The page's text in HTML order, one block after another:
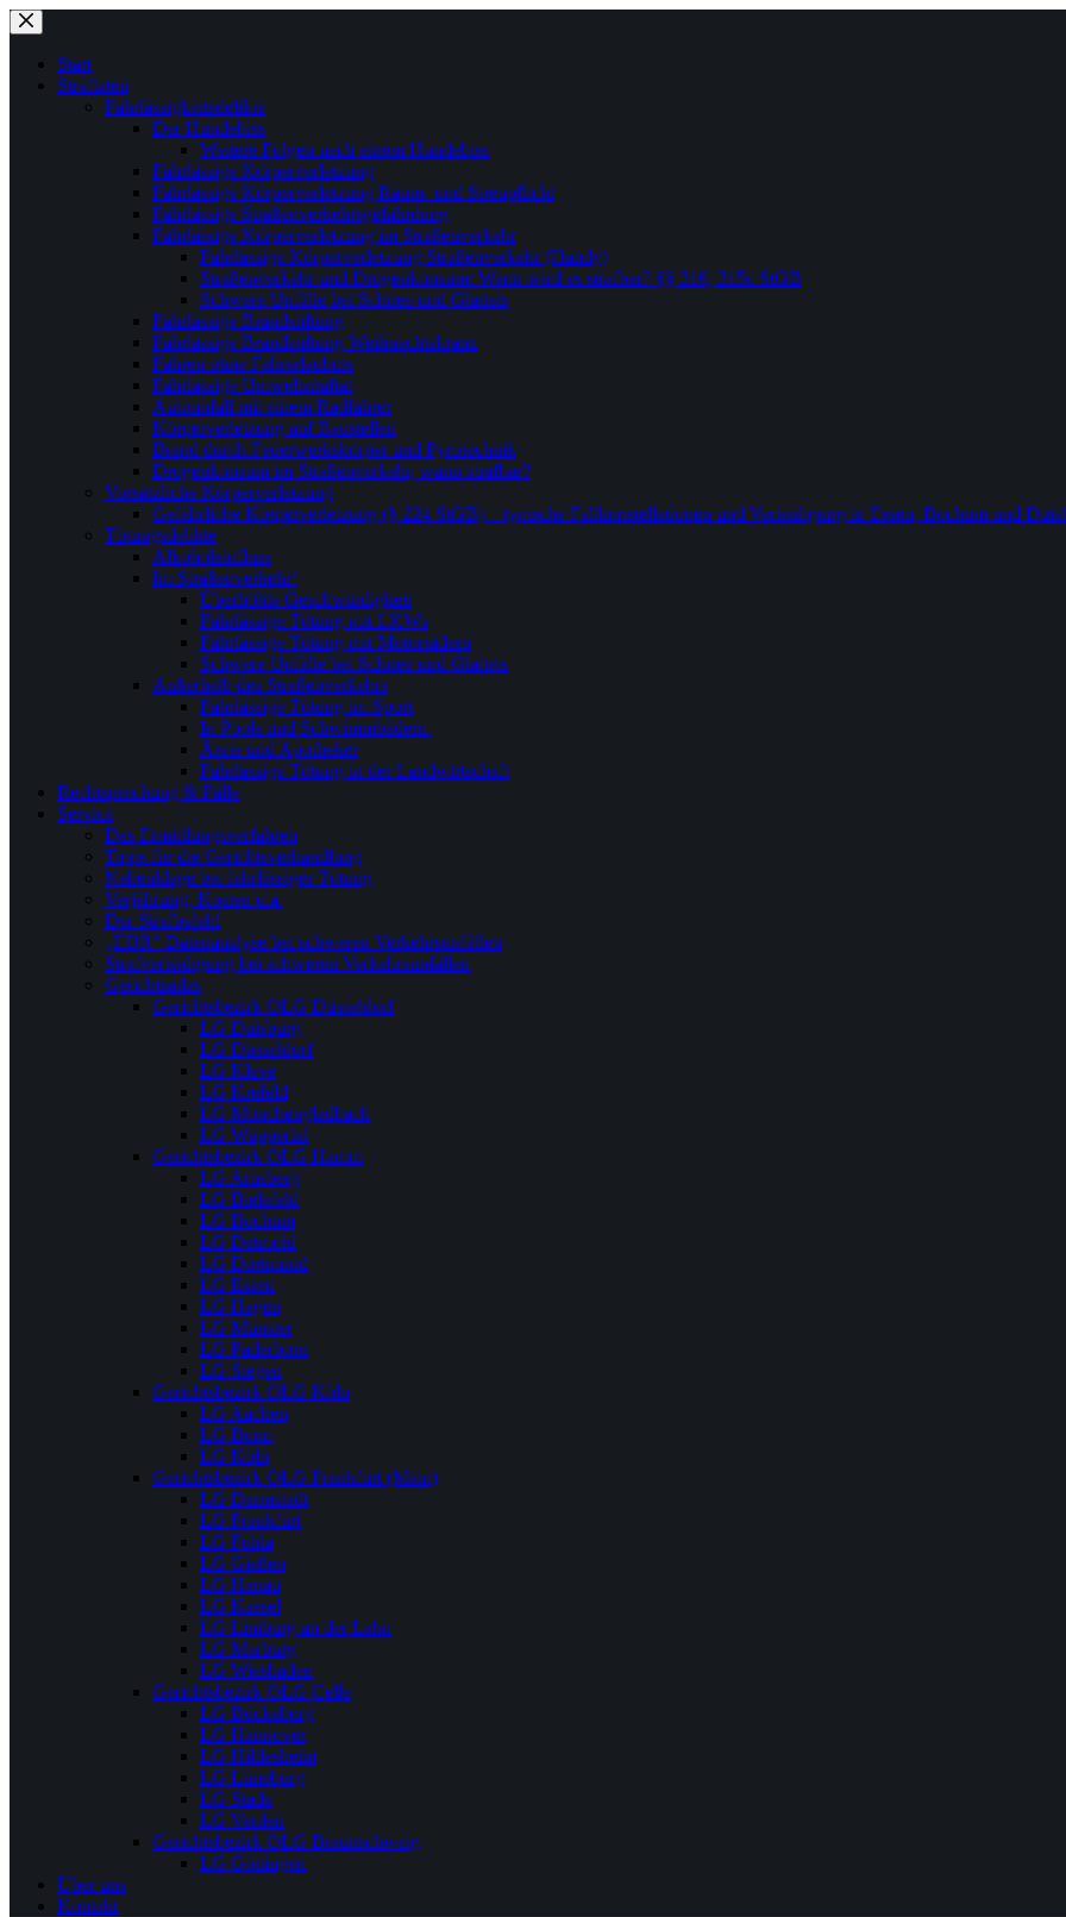
Zum
Inhalt
springenStart
Straftaten
Fahrlässigkeitsdelikte
Der Hundebiss
Weitere Folgen nach einem Hundebiss
Fahrlässige Körperverletzung
Fahrlässige Körperverletzung Räum- und Streupflicht
Fahrlässige Straßenverkehrsgefährdung
Fahrlässige Körperverletzung im Straßenverkehr
Fahrlässige Körperverletzung Straßenverkehr (Handy)
Straßenverkehr und Drogenkonsum: Wann wird es strafbar? §§ 316, 315c StGB
Schwere Unfälle bei Schnee und Glatteis
Fahrlässige Brandstiftung
Fahrlässige Brandstiftung Weihnachtskranz
Fahren ohne Fahrerlaubnis
Fahrlässige Umweltstraftat
Autounfall mit einem Radfahrer
Körperverletzung auf Baustellen
Brand durch Feuerwerkskörper und Pyrotechnik
Drogenkonsum im Straßenverkehr, wann strafbar?
Vorsätzliche Körperverletzung
Gefährliche Körperverletzung (§ 224 StGB) – typische Fallkonstellationen und Verteidigung in Essen, Bochum und
Tötungsdelikte
Alkoholeinfluss
Im Straßenverkehr!
Überhöhte Geschwindigkeit
Fahrlässige Tötung mit LKWs
Fahrlässige Tötung mit Motorrädern
Schwere Unfälle bei Schnee und Glatteis
Außerhalb des Straßenverkehrs
Fahrlässige Tötung im Sport
In Pools und Schwimmbädern
Ärzte und Apotheker
Fahrlässige Tötung in der Landwirtschaft
Rechtsprechung & Fälle
Service
Das Ermittlungsverfahren
Tipps für die Gerichtsverhandlung
Nebenklage bei fahrlässiger Tötung
Verjährung, Kosten u.a.
Der Strafbefehl
„EDR“ Datenanalyse bei schweren Verkehrsunfällen
Strafverteidigung bei schweren Verkehrsunfällen
Gerichtsatlas
Gerichtsbezirk OLG Düsseldorf
LG Duisburg
LG Düsseldorf
LG Kleve
LG Krefeld
LG Mönchengladbach
LG Wuppertal
Gerichtsbezirk OLG Hamm
LG Arnsberg
LG Bielefeld
LG Bochum
LG Detmold
LG Dortmund
LG Essen
LG Hagen
LG Münster
LG Paderborn
LG Siegen
Gerichtsbezirk OLG Köln
LG Aachen
LG Bonn
LG Köln
Gerichtsbezirk OLG Frankfurt (Main)
LG Darmstadt
LG Frankfurt
LG Fulda
LG Gießen
LG Hanau
LG Kassel
LG Limburg an der Lahn
LG Marburg
LG Wiesbaden
Gerichtsbezirk OLG Celle
LG Bückeburg
LG Hannover
LG Hildesheim
LG Lüneburg
LG Stade
LG Verden
Gerichtsbezirk OLG Braunschweig
LG Göttingen
Über uns
Kontakt